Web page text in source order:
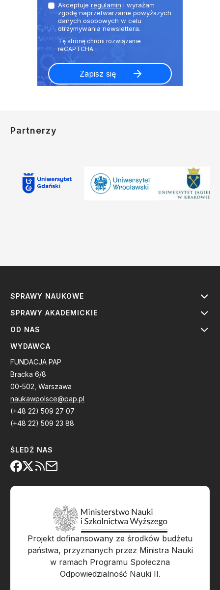
Akceptuje regulamin i wyrażam
zgodę naprzetwarzanie powyższych
danych osobowych w celu
otrzymywania newslettera.
Partnerzy
SPRAWY NAUKOWE
SPRAWY AKADEMICKIE
OD NAS
WYDAWCA
FUNDACJA PAP
Bracka 6/8
00-502, Warszawa
naukawpolsce@pap.pl
(+48 22) 509 27 07
(+48 22) 509 23 88
ŚLEDŹ NAS
Projekt dofinansowany ze środków budżetu
państwa, przyznanych przez Ministra Nauki
w ramach Programu Społeczna
Odpowiedzialność Nauki II.